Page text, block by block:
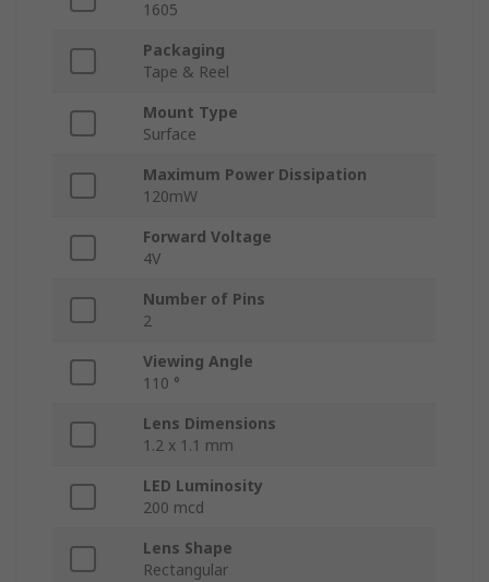
1605
Packaging
Tape & Reel
Mount Type
Surface
Maximum Power Dissipation
120mW
Forward Voltage
4V
Number of Pins
2
Viewing Angle
110 °
Lens Dimensions
1.2 x 1.1 mm
LED Luminosity
200 mcd
Lens Shape
Rectangular